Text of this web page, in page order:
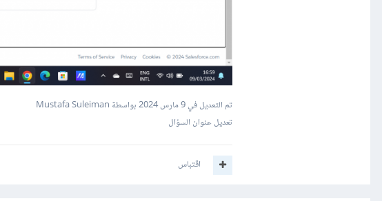
تم التعديل في9 مارس 2024
بواسطة Mustafa Suleiman
تعديل عنوان السؤال
اقتباس